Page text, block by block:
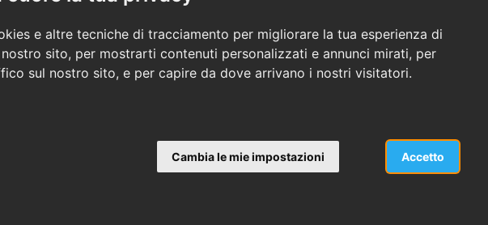
e altre tecniche di tracciamento per migliorare la tua esperienza di
sito, per mostrarti contenuti personalizzati e annunci mirati, per
sul nostro sito, e per capire da dove arrivano i nostri visitatori.
Accetto
Cambia le mie impostazioni